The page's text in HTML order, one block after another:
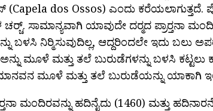
(Capela dos Ossos) ಎಂದು ಕರೆಯಲಾಗುತ್ತದೆ.
ಸಾಮಾನ್ಯವಾಗಿ ಯಾವುದೇ ದರ‍್ಮದ ಪ್ರಾರ‍್ತನಾ
ಬಳಸಿ ನಿರ‍್ಮಿಸುವುದಿಲ್ಲ, ಆದ್ದರಿಂದಲೇ ಇದು ಬಲು
ಮೂಳೆ ಮತ್ತು ತಲೆ ಬುರುಡೆಗಳನ್ನು ಬಳಸಿ ಕಟ್ಟಲು
ಮಾನವನ ಮೂಳೆ ಮತ್ತು ತಲೆ ಬುರುಡೆಯನ್ನು ಯಾಕಾಗಿ
ಮಂದಿರವನ್ನು ಹದಿನೈದು (1460) ಮತ್ತು